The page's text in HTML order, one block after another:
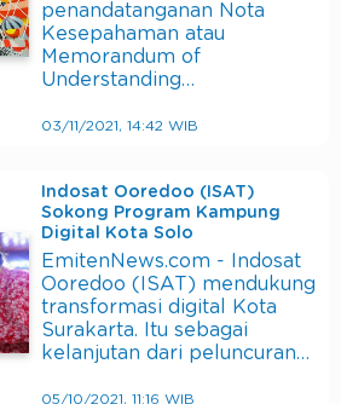
penandatanganan Nota
Kesepahaman atau
Memorandum of
Understanding…
03/11/2021, 14:42 WIB
Indosat Ooredoo (ISAT)
Sokong Program Kampung
Digital Kota Solo
EmitenNews.com - Indosat
Ooredoo (ISAT) mendukung
transformasi digital Kota
Surakarta. Itu sebagai
kelanjutan dari peluncuran…
05/10/2021, 11:16 WIB